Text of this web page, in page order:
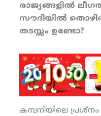
രാജ്യങ്ങളില്‍
സൗദിയില്‍
തടസ്സം ഉണ്ടോ?
കമ്പനിയിലെ